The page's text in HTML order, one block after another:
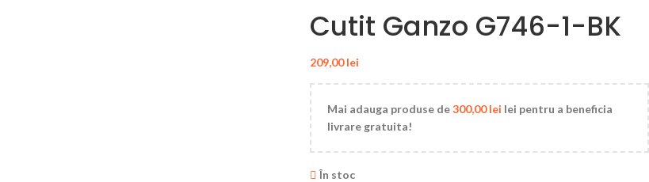
Cutit Ganzo G746-1-BK
209,00lei
Mai adauga produse de300,00lei lei pentru a beneficia
livrare gratuita!
În stoc